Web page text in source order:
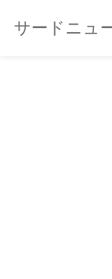
サードニュ